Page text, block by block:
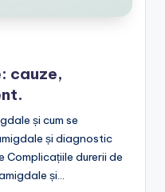
cauze,
și cum se
și diagnostic
Complicațiile durerii de
și…